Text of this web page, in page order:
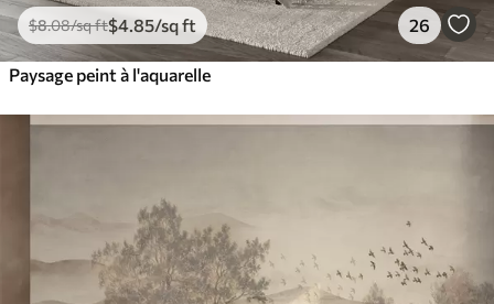
$8.08/sq ft$4 .85/sq ft 26
Paysage peint à l'aquarelle